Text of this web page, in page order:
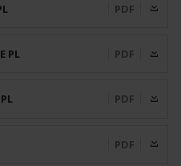
PDF
PL PDF
PDF
PDF